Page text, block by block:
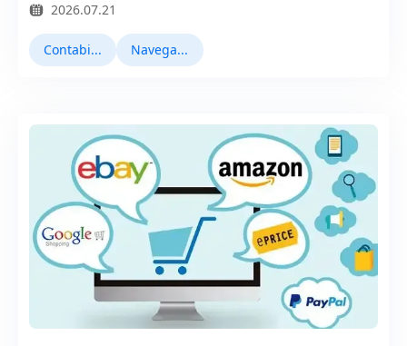
2026.07.21
Contabilidad múltiple Navegador Fingerprint